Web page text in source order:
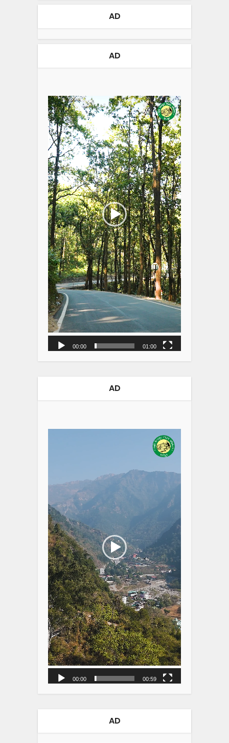
AD
AD
Player
00:00 01:00
AD
00:00 00:59
AD